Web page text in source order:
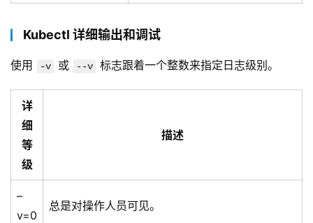
Kubectl 详细输出和调试
使用 -v 或 --v 标志跟着一个整数来指定日志级别。
详
细
等
级
描述
–
v=0
总是对操作人员可见。